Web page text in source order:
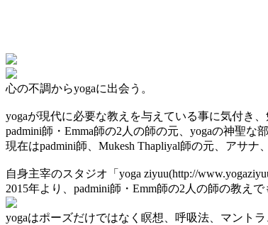
心の不調からyogaに出会う。
yogaが現代に必要な教えを与えている事に気付き、
padmini師・Emma師の2人の師の元、yogaの神聖な
現在はpadmini師、Mukesh Thapliyal師の元、アサ
自身主宰のスタジオ「yoga ziyuu(http://
2015年より、padmini師・Emm師の2人の師の教え
yogaはポーズだけではなく瞑想、呼吸法、マントラ